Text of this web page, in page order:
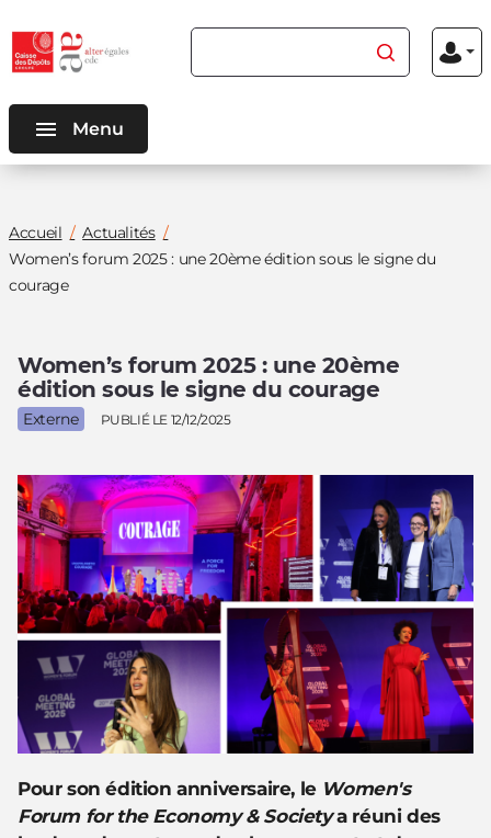
contenu
menu
Rechercher du contenu
Menu
Menu
Vous
êtes
ici
Accueil
Actualités
Women’s forum 2025 : une 20ème édition sous le signe du
courage
Women’s forum 2025 : une 20ème
édition sous le signe du courage
Externe PUBLIÉ LE 12/12/2025
Pour son édition anniversaire, le Women's
Forum for the Economy & Societya réuni des